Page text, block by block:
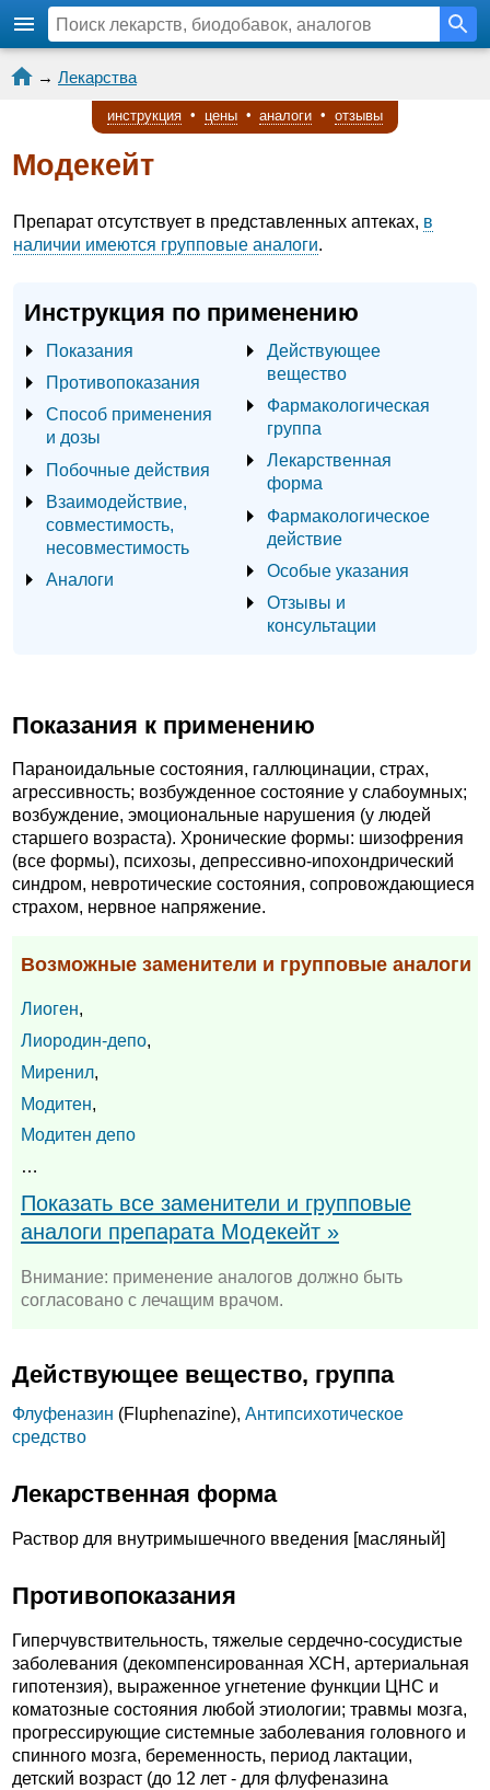
→ Лекарства
инструкция • цены • аналоги • отзывы
Модекейт
Препарат отсутствует в представленных аптеках, в
наличии имеются групповые аналоги.
Инструкция по применению
Показания
Противопоказания
Способ применения
и дозы
Побочные действия
Взаимодействие,
совместимость,
несовместимость
Аналоги
Действующее
вещество
Фармакологическая
группа
Лекарственная
форма
Фармакологическое
действие
Особые указания
Отзывы и
консультации
Показания к применению
Параноидальные состояния, галлюцинации, страх,
агрессивность; возбужденное состояние у слабоумных;
возбуждение, эмоциональные нарушения (у людей
старшего возраста). Хронические формы: шизофрения
(все формы), психозы, депрессивно-ипохондрический
синдром, невротические состояния, сопровождающиеся
страхом, нервное напряжение.
Возможные заменители и групповые аналоги
Лиоген,
Лиородин-депо,
Миренил,
Модитен,
Модитен депо
…
Показать все заменители и групповые
аналоги препарата Модекейт »
Внимание: применение аналогов должно быть
согласовано с лечащим врачом.
Действующее вещество, группа
Флуфеназин (Fluphenazine), Антипсихотическое
средство
Лекарственная форма
Раствор для внутримышечного введения [масляный]
Противопоказания
Гиперчувствительность, тяжелые сердечно-сосудистые
заболевания (декомпенсированная ХСН, артериальная
гипотензия), выраженное угнетение функции ЦНС и
коматозные состояния любой этиологии; травмы мозга,
прогрессирующие системные заболевания головного и
спинного мозга, беременность, период лактации,
детский возраст (до 12 лет - для флуфеназина